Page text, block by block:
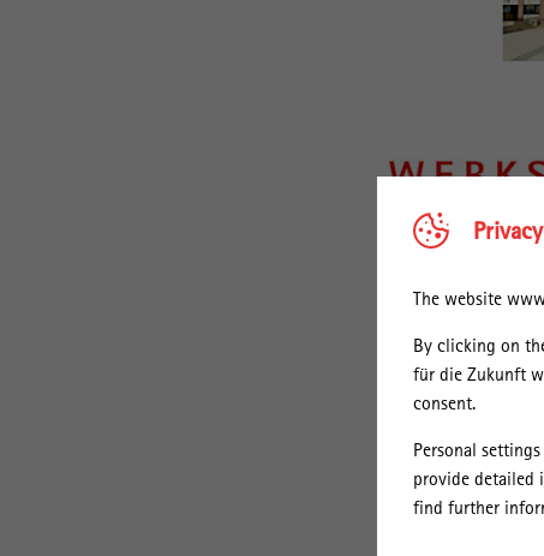
The website
By clicking on
für die Zukunft
consent.
Personal
provide detailed
find further